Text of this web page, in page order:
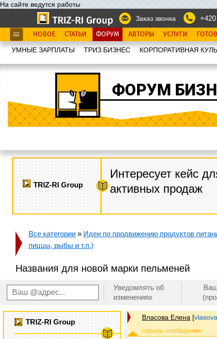
На сайте ведутся работы
Заказ звонка
НОВОЕ СТАТЬИ ФОРУМ АВТОРЫ УСЛУГИ
УМНЫЕ ЗАРПЛАТЫ ТРИЗ.БИЗНЕС КОРПОРАТИВНАЯ
ФОРУМ
TRIZ-RI Group
Интересует кейс
активных продаж
Все категории » Идеи по продвижению продуктов
пиццы, рыбы и т.п.)
Названия для новой марки пельменей
Уведомлять об
изменениях
TRIZ-RI Group
Власова Елена [